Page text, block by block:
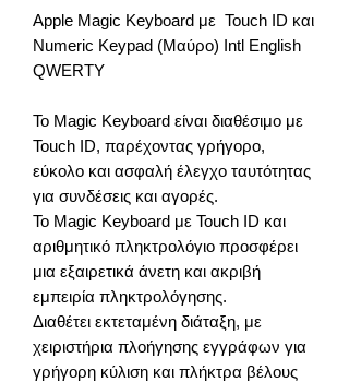
Apple Magic Keyboard με Touch ID και
Numeric Keypad (Μαύρο) Intl English
QWERTY
Το Magic Keyboard είναι διαθέσιμο με
Touch ID, παρέχοντας γρήγορο,
εύκολο και ασφαλή έλεγχο ταυτότητας
για συνδέσεις και αγορές.
Το Magic Keyboard με Touch ID και
αριθμητικό πληκτρολόγιο προσφέρει
μια εξαιρετικά άνετη και ακριβή
εμπειρία πληκτρολόγησης.
Διαθέτει εκτεταμένη διάταξη, με
χειριστήρια πλοήγησης εγγράφων για
γρήγορη κύλιση και πλήκτρα βέλους